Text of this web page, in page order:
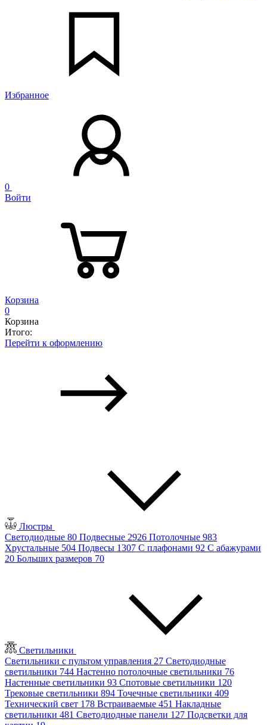
Избранное
0
Войти
Корзина
0
Корзина
Итого:
Перейти к оформлению
Люстры
Светодиодные 80 Подвесные 2926 Потолочные 983
Хрустальные 504 Подвесы 1307 С плафонами 92 С абажурами
20 Больших размеров 70
Светильники
Светильники с пультом управления 27 Светодиодные
светильники 744 Настенно потолочные светильники 76
Настенные светильники 93 Спотовые светильники 120
Трековые светильники 894 Точечные светильники 409
Технический свет 178 Встраиваемые 451 Накладные
светильники 481 Светодиодные панели 127 Подсветки для